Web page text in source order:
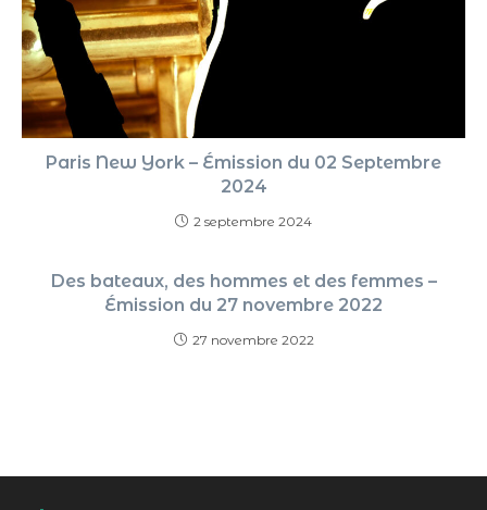
Paris New York – Émission du 02 Septembre
2024
2 septembre 2024
Des bateaux, des hommes et des femmes –
Émission du 27 novembre 2022
27 novembre 2022